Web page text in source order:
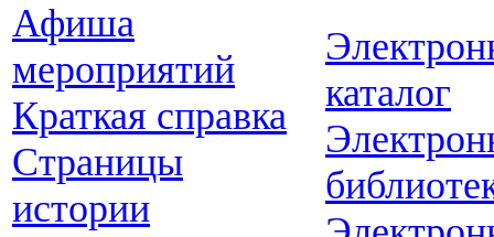
Афиша
мероприятий
Краткая справка
Страницы
истории
каталог